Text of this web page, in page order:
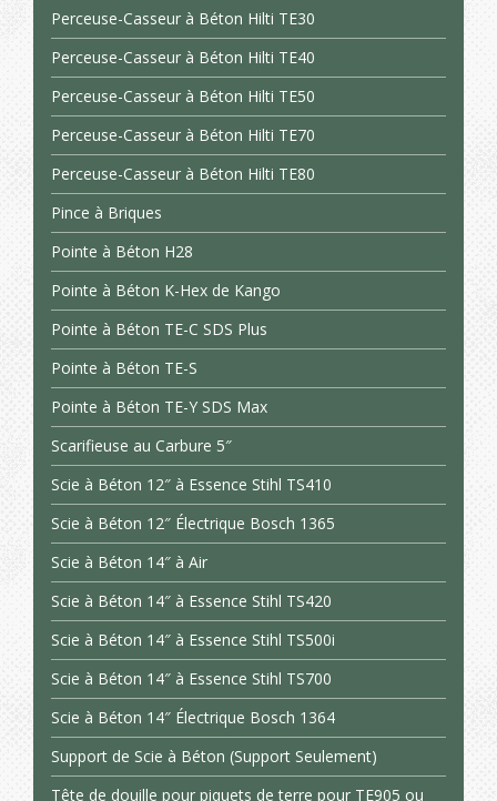
Perceuse-Casseur à Béton Hilti TE30
Perceuse-Casseur à Béton Hilti TE40
Perceuse-Casseur à Béton Hilti TE50
Perceuse-Casseur à Béton Hilti TE70
Perceuse-Casseur à Béton Hilti TE80
Pince à Briques
Pointe à Béton H28
Pointe à Béton K-Hex de Kango
Pointe à Béton TE-C SDS Plus
Pointe à Béton TE-S
Pointe à Béton TE-Y SDS Max
Scarifieuse au Carbure 5″
Scie à Béton 12″ à Essence Stihl TS410
Scie à Béton 12″ Électrique Bosch 1365
Scie à Béton 14″ à Air
Scie à Béton 14″ à Essence Stihl TS420
Scie à Béton 14″ à Essence Stihl TS500i
Scie à Béton 14″ à Essence Stihl TS700
Scie à Béton 14″ Électrique Bosch 1364
Support de Scie à Béton (Support Seulement)
Tête de douille pour piquets de terre pour TE905 ou